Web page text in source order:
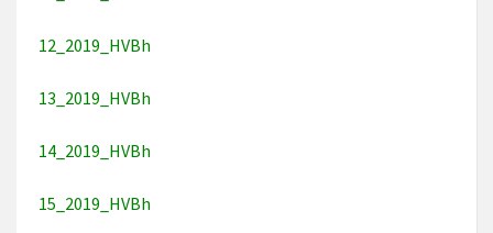
12_2019_HVBh
13_2019_HVBh
14_2019_HVBh
15_2019_HVBh